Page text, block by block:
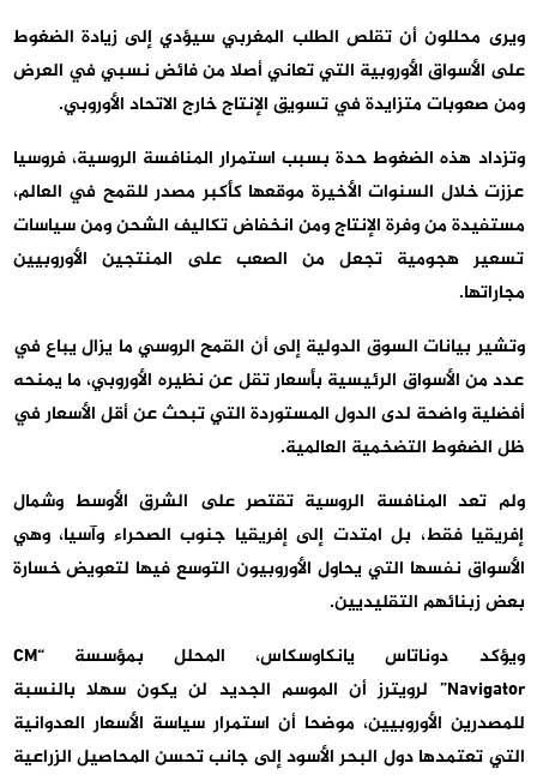
ويرى محللون أن تقلص الطلب المغربي سيؤدي إلى زيادة الضغوط
على الأسواق الأوروبية التي تعاني أصلا من فائض نسبي في العرض
ومن صعوبات متزايدة في تسويق الإنتاج خارج الاتحاد الأوروبي.
وتزداد هذه الضغوط حدة بسبب استمرار المنافسة الروسية، فروسيا
عززت خلال السنوات الأخيرة موقعها كأكبر مصدر للقمح في العالم،
مستفيدة من وفرة الإنتاج ومن انخفاض تكاليف الشحن ومن سياسات
تسعير هجومية تجعل من الصعب على المنتجين الأوروبيين
مجاراتها.
وتشير بيانات السوق الدولية إلى أن القمح الروسي ما يزال يباع في
عدد من الأسواق الرئيسية بأسعار تقل عن نظيره الأوروبي، ما يمنحه
أفضلية واضحة لدى الدول المستوردة التي تبحث عن أقل الأسعار في
ظل الضغوط التضخمية العالمية.
ولم تعد المنافسة الروسية تقتصر على الشرق الأوسط وشمال
إفريقيا فقط، بل امتدت إلى إفريقيا جنوب الصحراء وآسيا، وهي
الأسواق نفسها التي يحاول الأوروبيون التوسع فيها لتعويض خسارة
بعض زبنائهم التقليديين.
ويؤكد دوناتاس يانكاوسكاس، المحلل بمؤسسة “CM
Navigator” لرويترز أن الموسم الجديد لن يكون سهلا بالنسبة
للمصدرين الأوروبيين، موضحا أن استمرار سياسة الأسعار العدوانية
التي تعتمدها دول البحر الأسود إلى جانب تحسن المحاصيل الزراعية